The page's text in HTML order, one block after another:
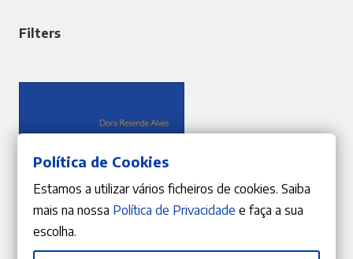
Filters
Política de Cookies
Estamos a utilizar vários ficheiros de cookies. Saiba
mais na nossa Política de Privacidade e faça a sua
escolha.